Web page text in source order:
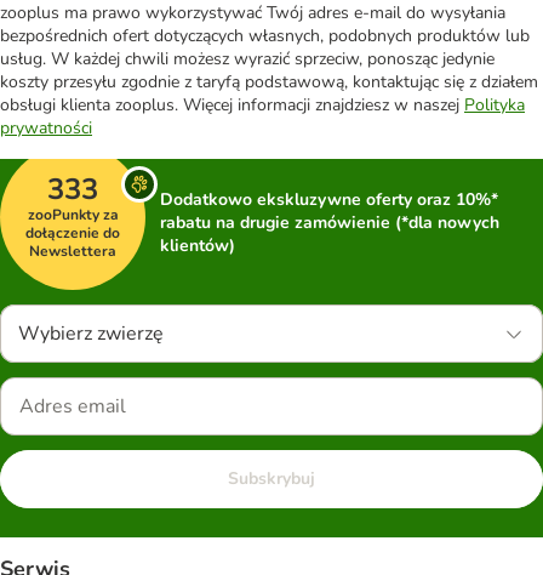
zooplus ma prawo wykorzystywać Twój adres e-mail do wysyłania
bezpośrednich ofert dotyczących własnych, podobnych produktów lub
usług. W każdej chwili możesz wyrazić sprzeciw, ponosząc jedynie
koszty przesyłu zgodnie z taryfą podstawową, kontaktując się z działem
obsługi klienta zooplus. Więcej informacji znajdziesz w naszej Polityka
prywatności
333
zooPunkty za
dołączenie do
Newslettera
Dodatkowo ekskluzywne oferty oraz 10%*
rabatu na drugie zamówienie (*dla nowych
klientów)
Wybierz zwierzę
Subskrybuj